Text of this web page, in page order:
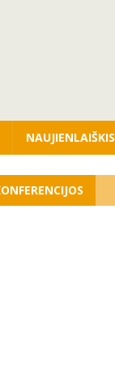
NAUJIENLAIŠKIS